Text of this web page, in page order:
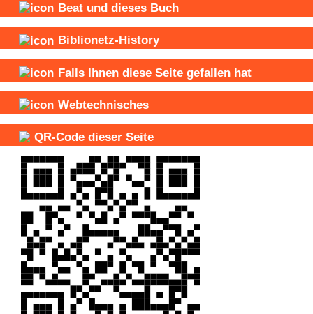
Beat und dieses Buch
Biblionetz-History
Falls Ihnen diese Seite gefallen hat
Webtechnisches
QR-Code dieser Seite